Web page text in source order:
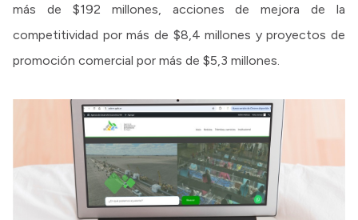
más de $192 millones, acciones de mejora de la
competitividad por más de $8,4 millones y proyectos de
promoción comercial por más de $5,3 millones.